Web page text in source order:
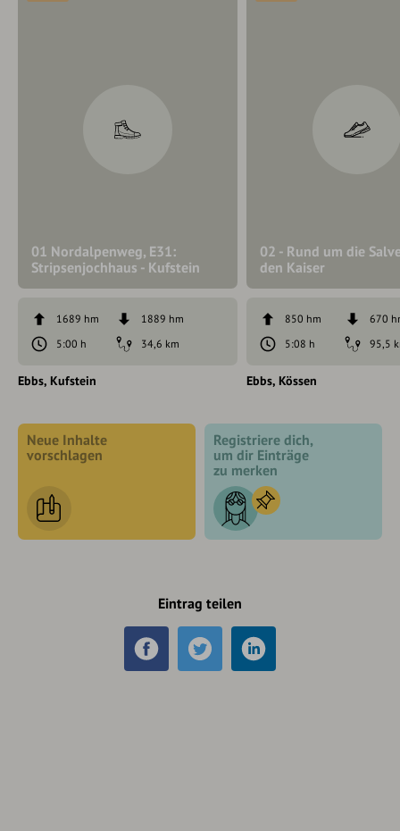
01 Nordalpenweg, E31:
Stripsenjochhaus - Kufstein
1689 hm
1889 hm
5:00 h
34,6 km
Ebbs Kufstein
02 - Rund um die
den Kaiser
850 hm
670
5:08 h
95,5
Ebbs Kössen
Neue Inhalte
vorschlagen
Registriere dich,
um dir Einträge
zu merken
Eintrag teilen